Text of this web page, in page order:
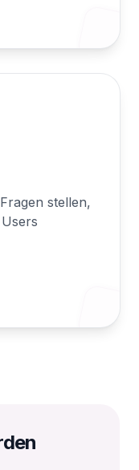
stellen,